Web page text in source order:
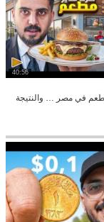
40:56
في مصر … والنتيجة